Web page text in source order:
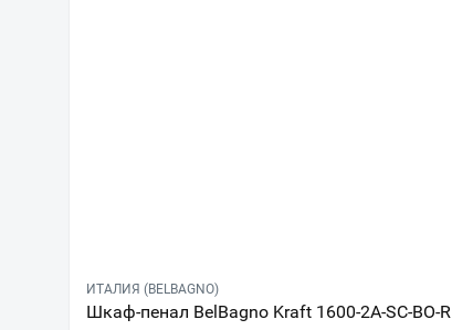
ИТАЛИЯ (BELBAGNO)
Шкаф-пенал BelBagno Kraft 1600-2A-SC-BO-R